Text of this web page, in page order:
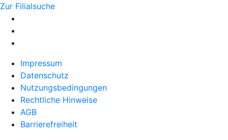
Zur Filialsuche
Impressum
Datenschutz
Nutzungsbedingungen
Rechtliche Hinweise
AGB
Barrierefreiheit